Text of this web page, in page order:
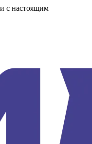
с настоящим